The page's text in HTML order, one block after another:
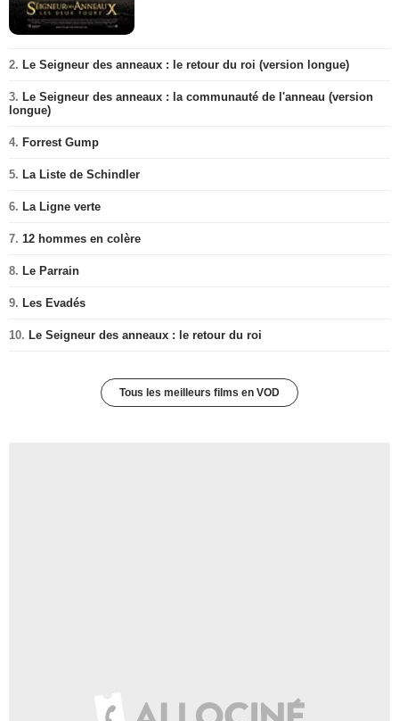
2. Le Seigneur des anneaux : le retour du roi (version longue)
3. Le Seigneur des anneaux : la communauté de l'anneau (version
longue)
4. Forrest Gump
5. La Liste de Schindler
6. La Ligne verte
7. 12 hommes en colère
8. Le Parrain
9. Les Evadés
10. Le Seigneur des anneaux : le retour du roi
Tous les meilleurs films en VOD